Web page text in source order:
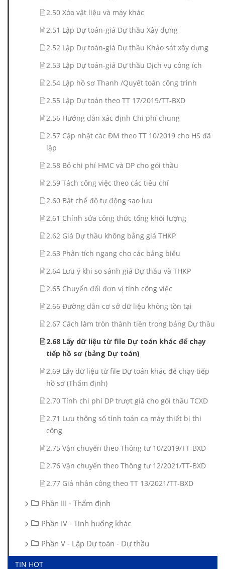
2.50 Xóa vật liệu và máy khác
2.51 Lập Dự toán-giá Dự thầu Xây dựng
2.52 Lập Dự toán-giá Dự thầu Khảo sát xây dựng
2.53 Lập Dự toán-giá Dự thầu Dịch vụ công ích
2.54 Lập hồ sơ Thanh /Quyết toán công trình
2.55 Lập Dự toán theo TT 17/2019/TT-BXD
2.56 Hướng dẫn xác định Chi phí chung
2.57 Cập nhật các ĐM theo TT 10/2019 cho HS đã
lập
2.58 Bỏ chi phí HMC và DP cho gói thầu
2.59 Tách công việc theo các tiêu chí
2.60 Bật chế độ tự động sao lưu
2.61 Chỉnh sửa công thức tổng khối lượng
2.62 Giá Dự thầu không bằng giá THKP
2.63 Phân tích ngang cho các bảng biểu
2.64 Lưu ý khi so sánh giá Dự thầu và THKP
2.65 Chuyển đổi đơn vị tính công việc
2.66 Đường dẫn cơ sở dữ liệu không tồn tại
2.67 Cách làm tròn thành tiền trong bảng Dự thầu
2.68 Lấy dữ liệu từ file Dự toán khác để chạy
tiếp hồ sơ (bảng Dự toán)
2.69 Lấy dữ liệu từ file Dự toán khác để chạy tiếp
hồ sơ (Thẩm định)
2.70 Tính chi phí DP trượt giá cho gói thầu TCXD
2.71 Lưu thông số tính toán ca máy thiết bị thi
công
2.75 Vận chuyển theo Thông tư 10/2019/TT-BXD
2.76 Vận chuyển theo Thông tư 12/2021/TT-BXD
2.77 Giá nhân công theo TT 13/2021/TT-BXD
Phần III - Thẩm định
Phần IV - Tình huống khác
Phần V - Lập Dự toán - Dự thầu
TIN HOT